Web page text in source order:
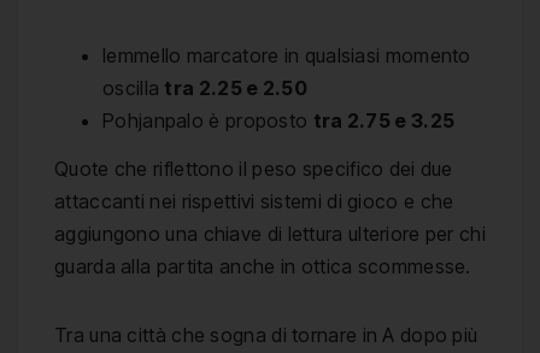
Iemmello marcatore in qualsiasi momento
oscilla tra 2.25 e 2.50
Pohjanpalo è proposto tra 2.75 e 3.25
Quote che riflettono il peso specifico dei due
attaccanti nei rispettivi sistemi di gioco e che
aggiungono una chiave di lettura ulteriore per chi
guarda alla partita anche in ottica scommesse.
Tra una città che sogna di tornare in A dopo più